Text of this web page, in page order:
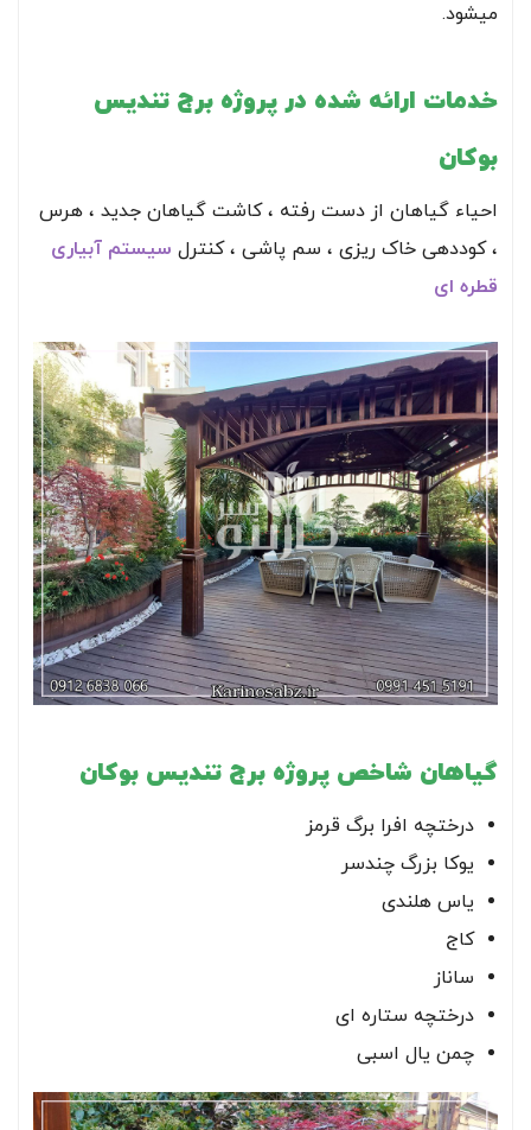
میشود.
خدمات ارائه شده در پروژه برج تندیس
بوکان
احیاء گیاهان از دست رفته ، کاشت گیاهان جدید ، هرس
، کوددهی خاک ریزی ، سم پاشی ، کنترل سیستم آبیاری
قطره ای
گیاهان شاخص پروژه برج تندیس بوکان
درختچه افرا برگ قرمز
یوکا بزرگ چندسر
یاس هلندی
کاج
ساناز
درختچه ستاره ای
چمن یال اسبی